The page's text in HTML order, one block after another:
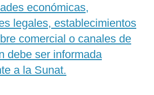
económicas,
legales, establecimientos
comercial o canales de
debe ser informada
a la Sunat.